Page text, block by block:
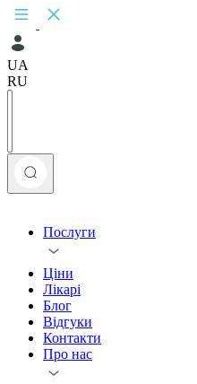
UA
RU
Послуги
Ціни
Лікарі
Блог
Відгуки
Контакти
Про нас